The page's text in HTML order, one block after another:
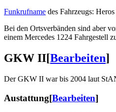
Funkrufname des Fahrzeugs:
Bei den Ortsverbänden sind aber
einem Mercedes 1224 Fahrgestell
GKW II[Bearbeiten]
Der GKW II war bis 2004 laut
Austattung[Bearbeiten]